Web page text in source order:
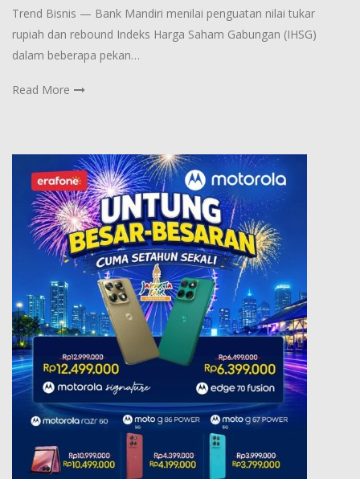
Trend Bisnis — Bank Mandiri menilai penguatan nilai tukar
rupiah dan rebound Indeks Harga Saham Gabungan (IHSG)
dalam beberapa pekan…
Read More